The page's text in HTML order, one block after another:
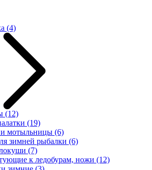
(4)
(12)
(19)
мотыльницы (6)
зимней рыбалки (6)
(7)
к ледобурам, ножи (12)